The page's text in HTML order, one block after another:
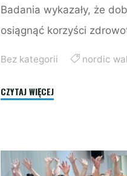
Badania wykazały, że
osiągnąć korzyści
Bez kategorii nordic
CZYTAJ WIĘCEJ"Nordic